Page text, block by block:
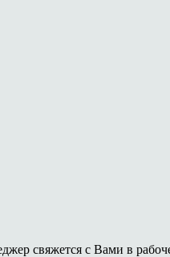
свяжется с Вами в